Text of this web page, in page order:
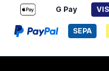
G Pay
SEPA